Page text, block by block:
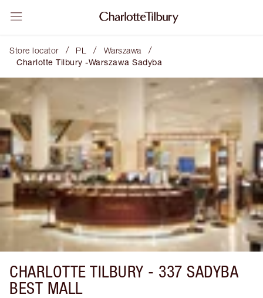
Store locator / PL / Warszawa /
Charlotte Tilbury -Warszawa Sadyba
CHARLOTTE TILBURY - 337 SADYBA
BEST MALL